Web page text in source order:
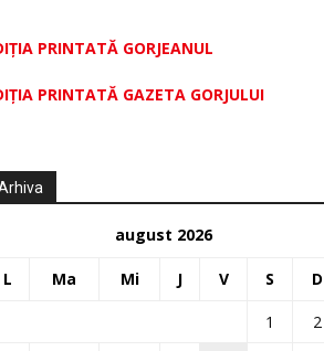
PRINTATĂ GORJEANUL
PRINTATĂ GAZETA GORJULUI
august 2026
L Ma Mi J V S D
1
2